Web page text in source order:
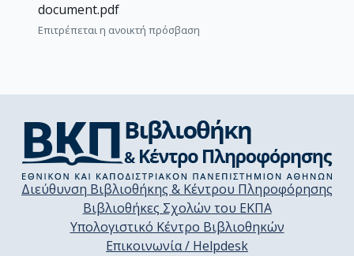
document.pdf
Επιτρέπεται η ανοικτή πρόσβαση
Διεύθυνση Βιβλιοθήκης & Κέντρου Πληροφόρησης
Βιβλιοθήκες Σχολών του ΕΚΠΑ
Υπολογιστικό Κέντρο Βιβλιοθηκών
Επικοινωνία / Helpdesk